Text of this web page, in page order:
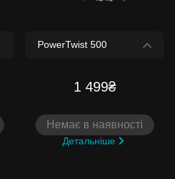
1 499₴
Немає в наявності
Детальніше